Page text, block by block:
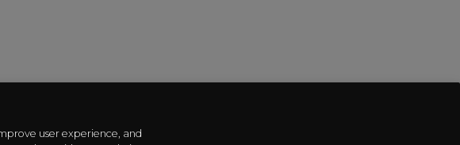
user experience, and